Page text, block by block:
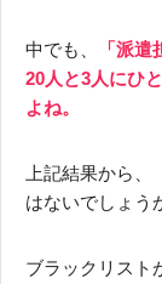
中でも、
「派
20人と3人にひ
よね。
上記結果から、
はないでしょう
ブラックリスト